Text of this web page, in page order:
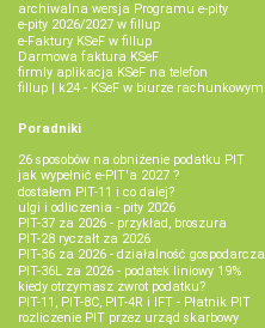
archiwalna wersja Programu e-pity
e-pity 2026/2027 w fillup
e‑Faktury KSeF w fillup
Darmowa faktura KSeF
firmly aplikacja KSeF na telefon
fillup | k24 - KSeF w biurze rachunkowym
Poradniki
26 sposobów na obniżenie podatku PIT
jak wypełnić e-PIT'a 2027 ?
dostałem PIT-11 i co dalej?
ulgi i odliczenia - pity 2026
PIT-37 za 2026 - przykład, broszura
PIT-28 ryczałt za 2026
PIT-36 za 2026 - działalność gospodarcza
PIT-36L za 2026 - podatek liniowy 19%
kiedy otrzymasz zwrot podatku?
PIT-11, PIT-8C, PIT-4R i IFT - Płatnik PIT
rozliczenie PIT przez urząd skarbowy